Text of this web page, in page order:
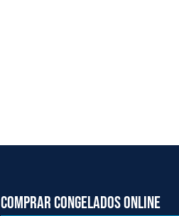
Comprar congelados online